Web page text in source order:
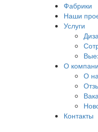
Фабрики
Наши
Услуги
О
О
Контакты